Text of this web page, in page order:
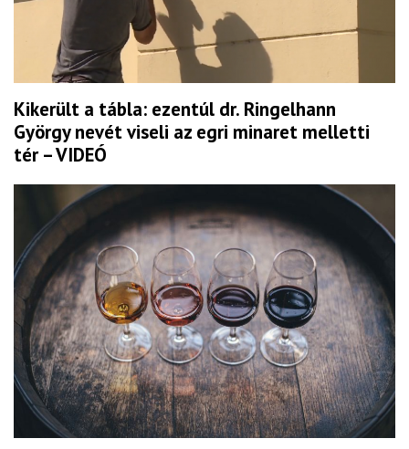
Kikerült a tábla: ezentúl dr. Ringelhann
György nevét viseli az egri minaret melletti
tér – VIDEÓ